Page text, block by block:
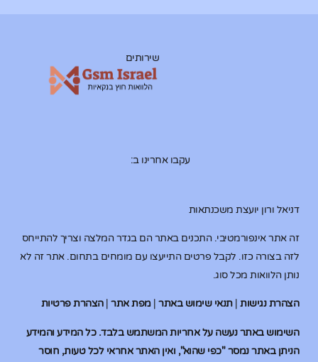
דניאל ורון יועצת משכנתאות
זה אתר אינפורמטיבי. התכנים באתר הם בגדר המלצה וצריך להתייחס
לזה בצורה כזו. לקבל פרטים התייעצו עם מומחים בתחום. אתר זה לא
נותן הלוואות מכל סוג.
הצהרת נגישות|תנאי שימוש באתר|מפת אתר|הצהרת פרטיות
השימוש באתר נעשה על אחריות המשתמש בלבד. כל המידע והמידע
הניתן באתר נמסר "כפי שהוא", ואין האתר אחראי לכל טעות, חוסר
שירותים
עקבו אחרינו ב: